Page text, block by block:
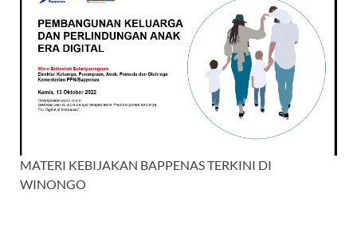
MATERI KEBIJAKAN BAPPENAS TERKINI DI
WINONGO